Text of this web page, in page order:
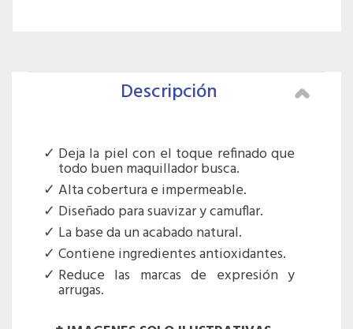
Descripción
Deja la piel con el toque refinado que
todo buen maquillador busca.
Alta cobertura e impermeable.
Diseñado para suavizar y camuflar.
La base da un acabado natural.
Contiene ingredientes antioxidantes.
Reduce las marcas de expresión y
arrugas.